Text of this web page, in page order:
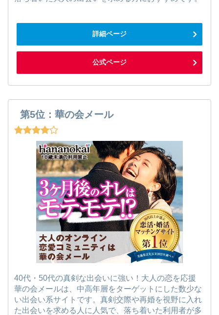
詳細ページ
公式ページ
第5位：華の会メール
40代・50代の真剣な出会いに強い！大人の恋を応援
華の会メールは、中高年層をターゲットにした数少な
い出会い系サイトです。真剣交際や再婚を視野に入れ
た出会いを求める人に人気で、落ち着いた利用者が多